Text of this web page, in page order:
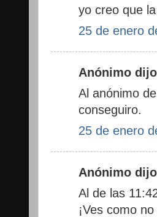
yo creo que
25 de enero
Anónimo
Al anónimo
conseguiro.
25 de enero
Anónimo
Al de las
¡Ves como